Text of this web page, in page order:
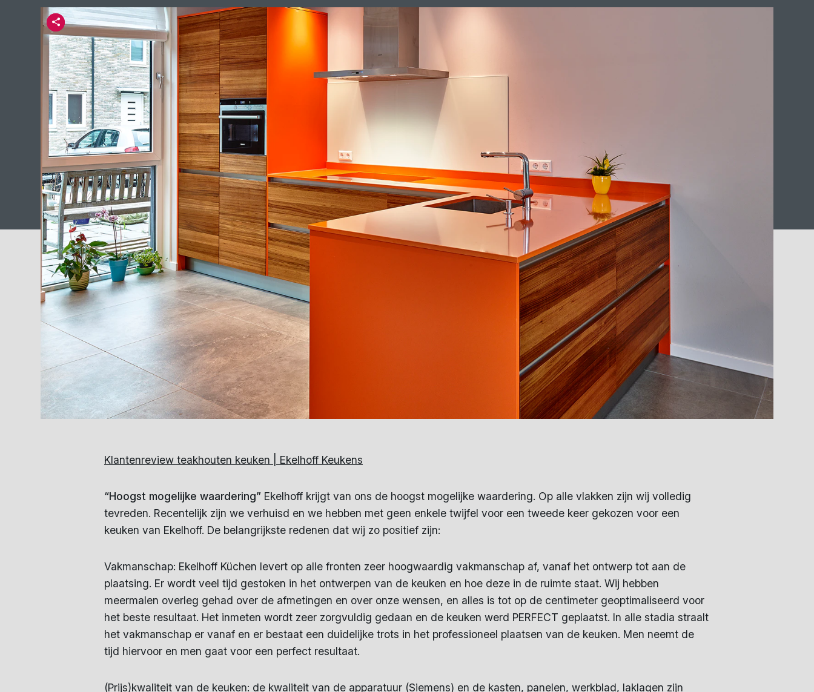
Klantenreview teakhouten keuken | Ekelhoff Keukens
“Hoogst mogelijke waardering” Ekelhoff krijgt van ons de hoogst mogelijke waardering. Op alle vlakken zijn wij volledig
tevreden. Recentelijk zijn we verhuisd en we hebben met geen enkele twijfel voor een tweede keer gekozen voor een
keuken van Ekelhoff. De belangrijkste redenen dat wij zo positief zijn:
Vakmanschap: Ekelhoff Küchen levert op alle fronten zeer hoogwaardig vakmanschap af, vanaf het ontwerp tot aan de
plaatsing. Er wordt veel tijd gestoken in het ontwerpen van de keuken en hoe deze in de ruimte staat. Wij hebben
meermalen overleg gehad over de afmetingen en over onze wensen, en alles is tot op de centimeter geoptimaliseerd voor
het beste resultaat. Het inmeten wordt zeer zorgvuldig gedaan en de keuken werd PERFECT geplaatst. In alle stadia straalt
het vakmanschap er vanaf en er bestaat een duidelijke trots in het professioneel plaatsen van de keuken. Men neemt de
tijd hiervoor en men gaat voor een perfect resultaat.
(Prijs)kwaliteit van de keuken: de kwaliteit van de apparatuur (Siemens) en de kasten, panelen, werkblad, laklagen zijn